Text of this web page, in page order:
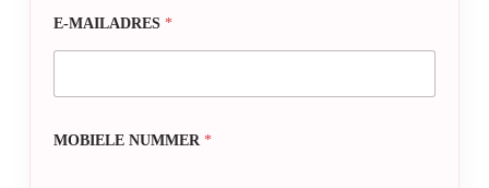
E-MAILADRES*
MOBIELE NUMMER*